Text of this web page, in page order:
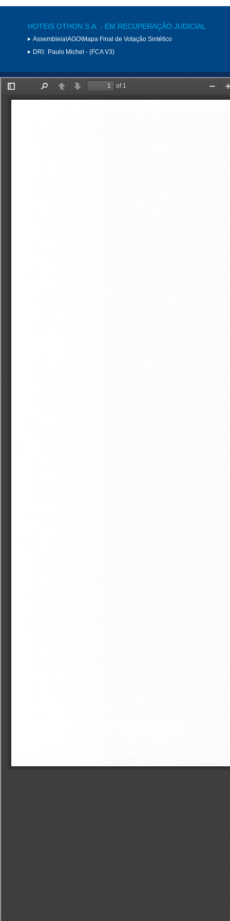
HOTEIS OTHON S.A. - EM RECUPERAÇÃO JUDICIAL
Assembleia\AGO\Mapa Final de Votação Sintético
DRI: Paulo Michel - (FCA V3)